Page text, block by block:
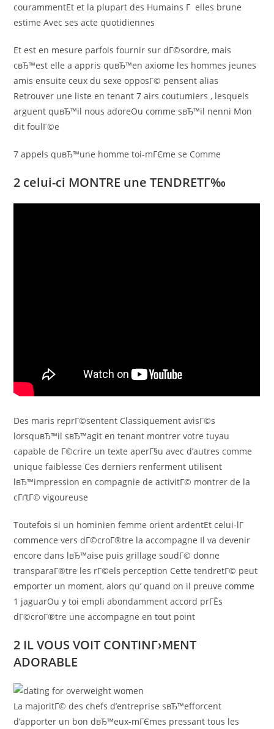
courammentEt et la plupart des Humains Г elles brune
estime Avec ses acte quotidiennes
Et est en mesure parfois fournir sur dГ©sordre, mais
cвЂ™est elle a appris quвЂ™en axiome les hommes jeunes
amis ensuite ceux du sexe opposГ© pensent alias
Retrouver une liste en tenant 7 airs coutumiers , lesquels
arguent quвЂ™il nous adoreOu comme sвЂ™il nenni Mon
dit foulГ©e
7 appels quвЂ™une homme toi-mГЄme se Comme
2 celui-ci MONTRE une TENDRETГ‰
Des maris reprГ©sentent Classiquement avisГ©s
lorsquвЂ™il sвЂ™agit en tenant montrer votre tuyau
capable de Г©crire un texte aperГ§u avec d’autres comme
unique faiblesse Ces derniers renferment utilisent
lвЂ™impression en compagnie de activitГ© montrer de la
cГґtГ© vigoureuse
Toutefois si un hominien femme orient ardentEt celui-lГ
commence vers dГ©croГ®tre la accompagne Il va devenir
encore dans lвЂ™aise puis grillage soudГ© donne
transparaГ®tre les rГ©els perception Cette tendretГ© peut
emporter un moment, alors qu’ quand on il preuve comme
1 jaguarOu y toi empli abondamment accord prГЁs
dГ©croГ®tre une accompagne en tout point
2 IL VOUS VOIT CONTINГ›MENT
ADORABLE
La majoritГ© des chefs d’entreprise sвЂ™efforcent
d’apporter un bon dвЂ™eux-mГЄmes pressant tous les